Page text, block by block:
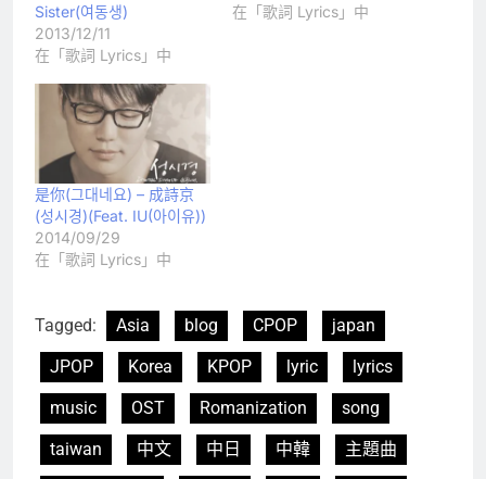
Sister(여동생)
2013/12/11
在「歌詞 Lyrics」中
在「歌詞 Lyrics」中
是你(그대네요) – 成詩京
(성시경)(Feat. IU(아이유))
2014/09/29
在「歌詞 Lyrics」中
Tagged: Asia blog CPOP
japan
JPOP
Korea KPOP lyric
lyrics
music
OST Romanization
song
taiwan
中文 中日 中韓
主題曲